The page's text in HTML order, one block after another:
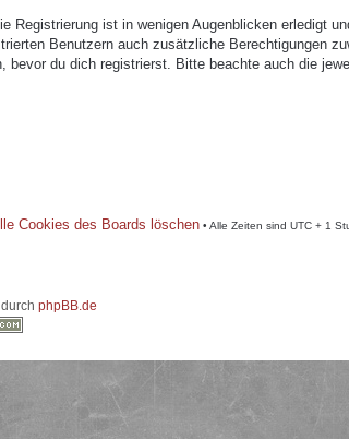
Registrierung ist in wenigen Augenblicken erledigt
Benutzern auch zusätzliche Berechtigungen
bevor du dich registrierst. Bitte beachte auch die
Cookies des Boards löschen • Alle Zeiten sind UTC + 1
phpBB.de